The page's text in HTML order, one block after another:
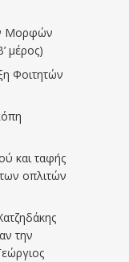
Μορφών
μέρος)
Φοιτητών
και ταφής
οπλιτών
την